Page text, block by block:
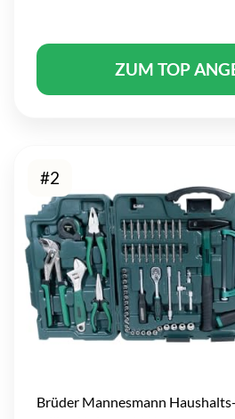
ZUM TOP
#2
Brüder Mannesmann